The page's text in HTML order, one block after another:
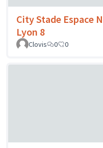
City Stade Espace
Lyon 8
Clovis
0 0